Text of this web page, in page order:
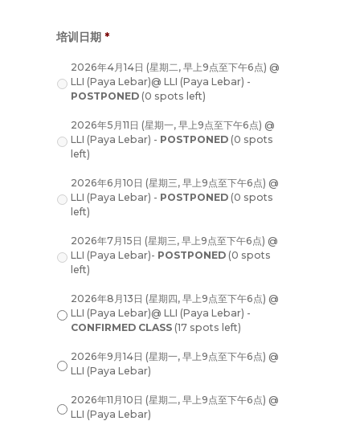
培训日期 *
2026年4月14日 (星期二, 早上9点至下午6点) @
LLI (Paya Lebar)@ LLI (Paya Lebar) -
POSTPONED (0 spots left)
2026年5月11日 (星期一, 早上9点至下午6点) @
LLI (Paya Lebar) - POSTPONED (0 spots
left)
2026年6月10日 (星期三, 早上9点至下午6点) @
LLI (Paya Lebar) - POSTPONED (0 spots
left)
2026年7月15日 (星期三, 早上9点至下午6点) @
LLI (Paya Lebar)- POSTPONED (0 spots
left)
2026年8月13日 (星期四, 早上9点至下午6点) @
LLI (Paya Lebar)@ LLI (Paya Lebar) -
CONFIRMED CLASS (17 spots left)
2026年9月14日 (星期一, 早上9点至下午6点) @
LLI (Paya Lebar)
2026年11月10日 (星期二, 早上9点至下午6点) @
LLI (Paya Lebar)